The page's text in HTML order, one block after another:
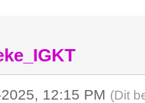
12:15 PM (Dit